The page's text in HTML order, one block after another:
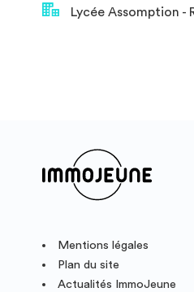
Lycée Assomption -
Mentions légales
Plan du site
Actualités ImmoJeune